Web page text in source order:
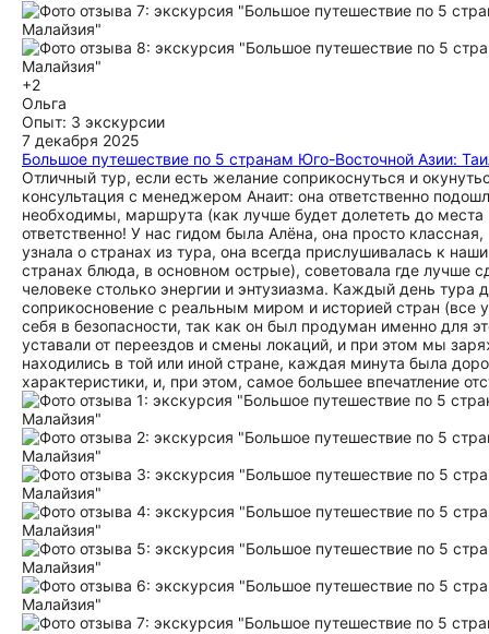
+2
Ольга
Опыт: 3 экскурсии
7 декабря 2025
Большое путешествие по 5 странам Юго-Восточной Азии:
Отличный тур, если есть желание соприкоснуться и
консультация с менеджером Анаит: она ответственно
необходимы, маршрута (как лучше будет долететь до
ответственно! У нас гидом была Алёна, она просто
узнала о странах из тура, она всегда прислушивалась к
странах блюда, в основном острые), советовала где
человеке столько энергии и энтузиазма. Каждый день тура
соприкосновение с реальным миром и историей стран (все
себя в безопасности, так как он был продуман именно для
уставали от переездов и смены локаций, и при этом мы
находились в той или иной стране, каждая минута была
характеристики, и, при этом, самое большее впечатление